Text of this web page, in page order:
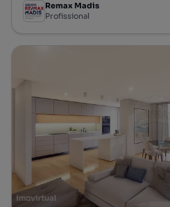
Remax Madis
Profissional